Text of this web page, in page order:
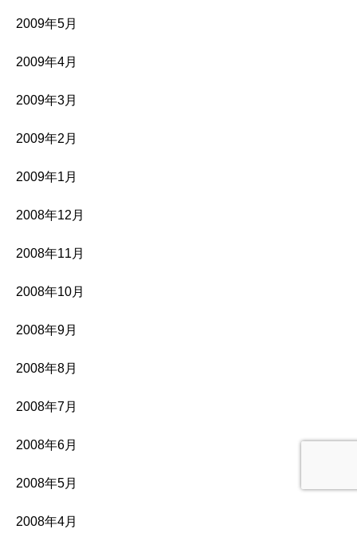
2009年5月
2009年4月
2009年3月
2009年2月
2009年1月
2008年12月
2008年11月
2008年10月
2008年9月
2008年8月
2008年7月
2008年6月
2008年5月
2008年4月